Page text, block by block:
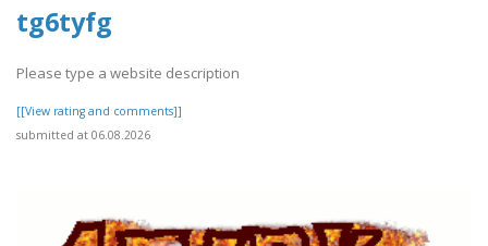
tg6tyfg
Please type a website description
[[View rating and comments]]
submitted at 06.08.2026